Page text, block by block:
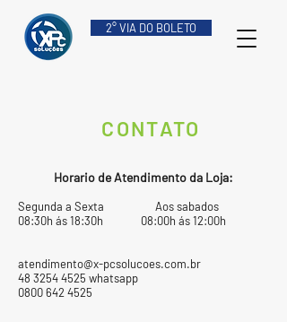
2° VIA DO BOLETO
CONTATO
Horario de Atendimento da Loja:
Segunda a Sexta Aos sabados
08:30h ás 18:30h 08:00h ás 12:00h
atendimento@x-pcsolucoes.com.br
48 3254 4525 whatsapp
0800 642 4525